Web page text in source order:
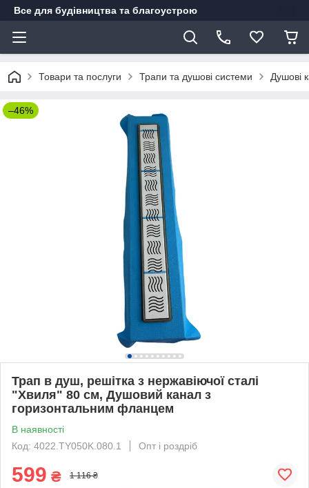
Все для будівництва та благоустрою
Товари та послуги Трапи та душові системи Душові
–46%
Трап в душ, решітка з нержавіючої сталі
"Хвиля" 80 см, Душовий канал з
горизонтальним фланцем
В наявності
Код: 4022.TY050K.080.1
Опт і роздріб
599 ₴ 1 116 ₴